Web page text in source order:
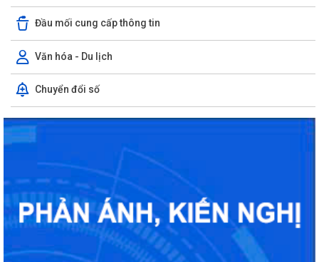
Đầu mối cung cấp thông tin
Văn hóa - Du lịch
Chuyển đổi số